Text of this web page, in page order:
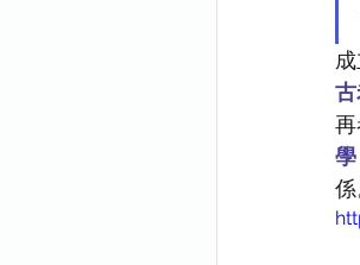
University
University
University
再
學
係